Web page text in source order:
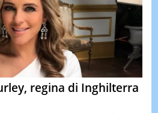
regina di Inghilterra